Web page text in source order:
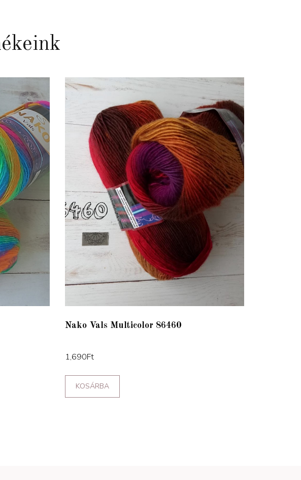
Nako Vals Multicolor 86460
1,690Ft
KOSÁRBA